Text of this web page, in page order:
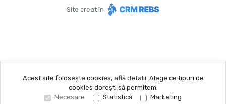
Site creat în
Acest site folosește cookies, află detalii. Alege ce tipuri de
cookies dorești să permitem:
Necesare
Statistică Marketing